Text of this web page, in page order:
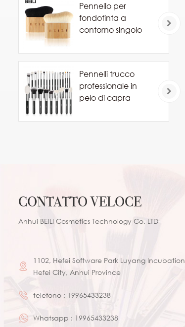
Puff Bevel Cut
Make Up Sponge
Tools
Pennello per
fondotinta a
contorno singolo
Pennelli trucco
professionale in
pelo di capra
CONTATTO VELOCE
Anhui BEILI Cosmetics Technology Co. LTD
1102, Hefei Software Park Luyang
Hefei City, Anhui Province
telefono : 19965433238
Whatsapp : 19965433238